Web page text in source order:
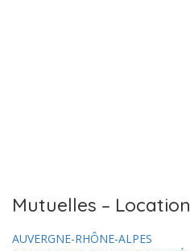
Mutuelles – Location
AUVERGNE-RHÔNE-ALPES